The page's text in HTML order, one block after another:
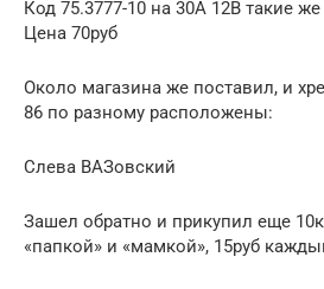
Код 75.3777-10 на 30А 12В такие
Цена 70руб
Около магазина же поставил, и
86 по разному расположены:
Слева ВАЗовский
Зашел обратно и прикупил еще
«папкой» и «мамкой», 15руб